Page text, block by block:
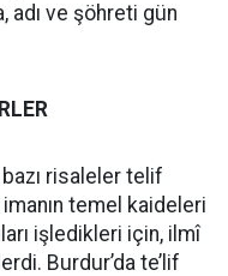
adı ve şöhreti gün
risaleler telif
temel kaideleri
işledikleri için, ilmî
Burdur’da te’lif